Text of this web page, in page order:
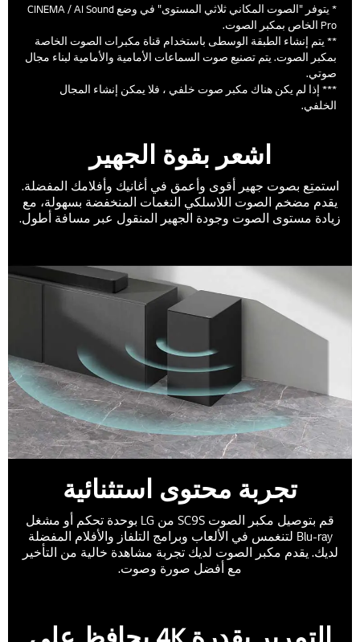
* يتوفر "الصوت المكاني ثلاثي المستوى" في وضع CINEMA / AI Sound
Pro الخاص بمكبر الصوت.
** يتم إنشاء الطبقة الوسطى باستخدام قناة مكبرات الصوت الخاصة
بمكبر الصوت. يتم تصنيع صوت السماعات الأمامية والأمامية لبناء مجال
صوتي.
*** إذا لم يكن هناك مكبر صوت خلفي ، فلا يمكن إنشاء المجال
الخلفي.
اشعر بقوة الجهير
استمتِع بصوت جهير أقوى وأعمق في أغانيك وأفلامك المفضلة.
يقدم مضخم الصوت اللاسلكي النغمات المنخفضة بسهولة، مع
زيادة مستوى الصوت وجودة الجهير المنقول عبر مسافة أطول.
تجربة محتوى استثنائية
قم بتوصيل مكبر الصوت SC9S من LG بوحدة تحكم أو مشغل
Blu-ray لتنغمس في الألعاب وبرامج التلفاز والأفلام المفضلة
لديك. يقدم مكبر الصوت لديك تجربة مشاهدة خالية من التأخير
مع أفضل صورة وصوت.